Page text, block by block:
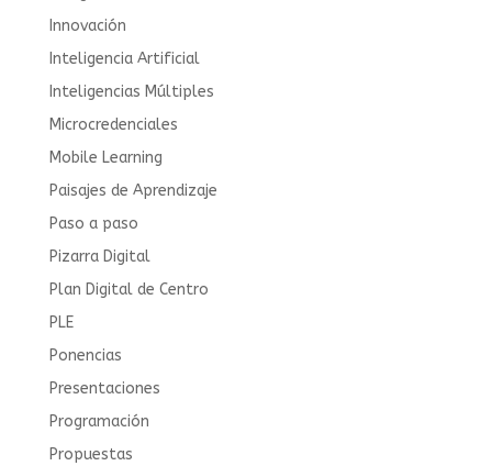
Innovación
Inteligencia Artificial
Inteligencias Múltiples
Microcredenciales
Mobile Learning
Paisajes de Aprendizaje
Paso a paso
Pizarra Digital
Plan Digital de Centro
PLE
Ponencias
Presentaciones
Programación
Propuestas